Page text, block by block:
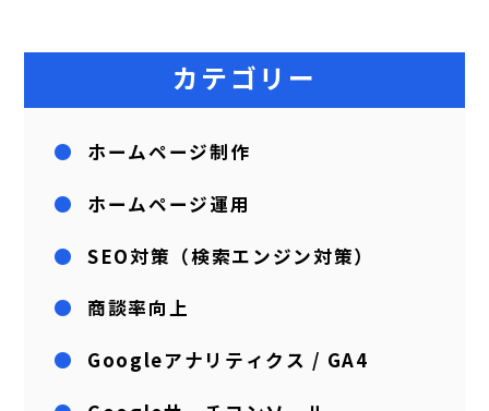
カテゴリー
ホームページ制作
ホームページ運用
SEO対策（検索エンジン対策）
商談率向上
Googleアナリティクス / GA4